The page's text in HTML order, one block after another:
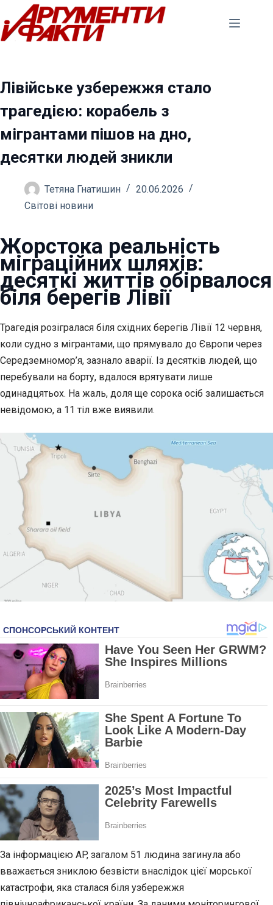
Перейти
до
вмісту
Лівійське узбережжя стало
трагедією: корабель з
мігрантами пішов на дно,
десятки людей зникли
Тетяна Гнатишин
20.06.2026
Світові новини
Жорстока реальність
міграційних шляхів:
десяткі життів обірвалося
біля берегів Лівії
Трагедія розігралася біля східних берегів Лівії 12 червня,
коли судно з мігрантами, що прямувало до Європи через
Середземномор’я, зазнало аварії. Із десятків людей, що
перебували на борту, вдалося врятувати лише
одинадцятьох. На жаль, доля ще сорока осіб залишається
невідомою, а 11 тіл вже виявили.
За інформацією AP, загалом 51 людина загинула або
вважається зниклою безвісти внаслідок цієї морської
катастрофи, яка сталася біля узбережжя